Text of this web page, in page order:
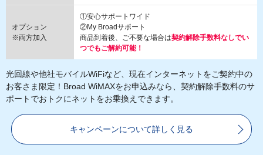
オプション
※両方加入
①安心サポートワイド
②My Broadサポート
商品到着後、ご不要な場合は契約解除手数料なしでい
つでもご解約可能！
光回線や他社モバイルWiFiなど、現在インターネットをご契約中の
お客さま限定！Broad WiMAXをお申込みなら、契約解除手数料のサ
ポートでおトクにネットをお乗換えできます。
キャンペーンについて詳しく見る